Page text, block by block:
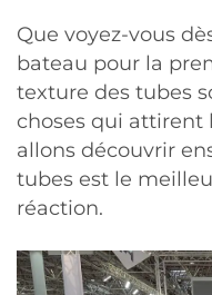
Que voyez-vous
bateau pour la
texture des tubes
choses qui attirent
allons découvrir
tubes est le
réaction.